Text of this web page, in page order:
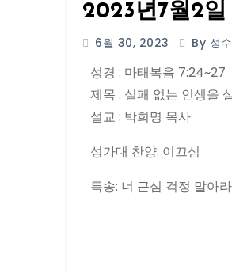
2023년7월2일
6월 30, 2023 By 성
성경 : 마태복음 7:24~27
제목 : 실패 없는 인생을
설교 : 박희명 목사
성가대 찬양: 이끄심
특송: 너 근심 걱정 말아